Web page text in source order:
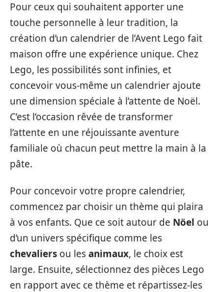
Pour ceux qui souhaitent apporter une
touche personnelle à leur tradition, la
création d’un calendrier de l’Avent Lego fait
maison offre une expérience unique. Chez
Lego, les possibilités sont infinies, et
concevoir vous-même un calendrier ajoute
une dimension spéciale à l’attente de Noël.
C’est l’occasion rêvée de transformer
l’attente en une réjouissante aventure
familiale où chacun peut mettre la main à la
pâte.
Pour concevoir votre propre calendrier,
commencez par choisir un thème qui plaira
à vos enfants. Que ce soit autour de Nöel ou
d’un univers spécifique comme les
chevaliers ou lesanimaux, le choix est
large. Ensuite, sélectionnez des pièces Lego
en rapport avec ce thème et répartissez-les